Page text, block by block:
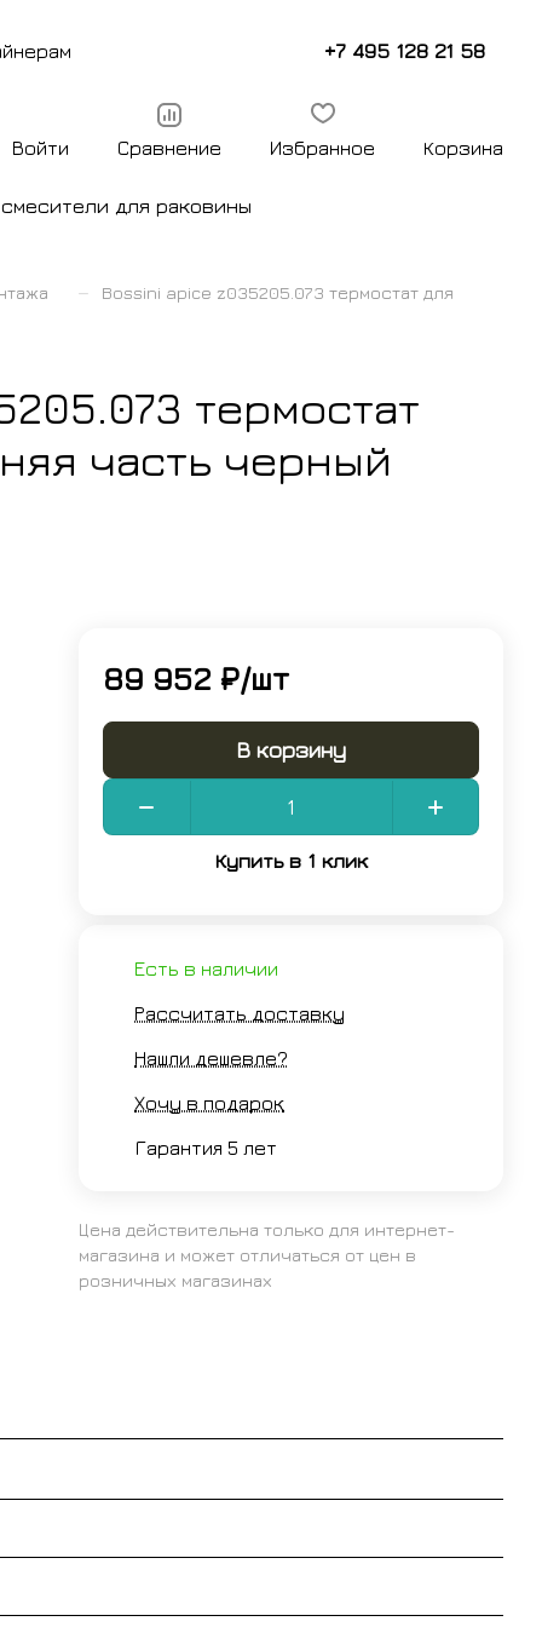
+7 495 128 21 58
Войти Сравнение Избранное Корзина
смесители для раковины
– Bossini apice z035205.073 термостат для
термостат
часть черный
89 952 ₽/шт
В корзину
Купить в 1 клик
Есть в наличии
Рассчитать доставку
Нашли дешевле?
Хочу в подарок
Гарантия 5 лет
Цена действительна только для интернет-
магазина и может отличаться от цен в
розничных магазинах